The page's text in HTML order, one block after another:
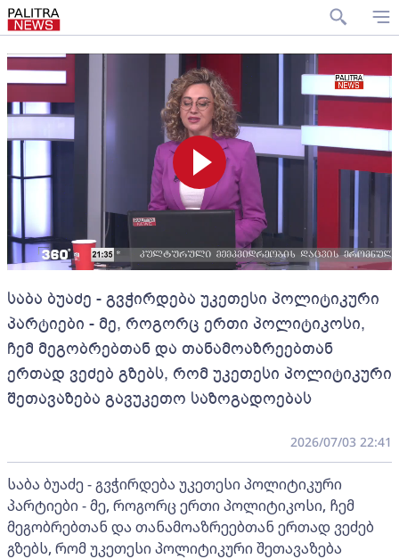
საბა ბუაძე - გვჭირდება უკეთესი პოლიტიკური
პარტიები - მე, როგორც ერთი პოლიტიკოსი,
ჩემ მეგობრებთან და თანამოაზრეებთან
ერთად ვეძებ გზებს, რომ უკეთესი პოლიტიკური
შეთავაზება გავუკეთო საზოგადოებას
2026/07/03 22:41
საბა ბუაძე - გვჭირდება უკეთესი პოლიტიკური
პარტიები - მე, როგორც ერთი პოლიტიკოსი, ჩემ
მეგობრებთან და თანამოაზრეებთან ერთად ვეძებ
გზებს, რომ უკეთესი პოლიტიკური შეთავაზება